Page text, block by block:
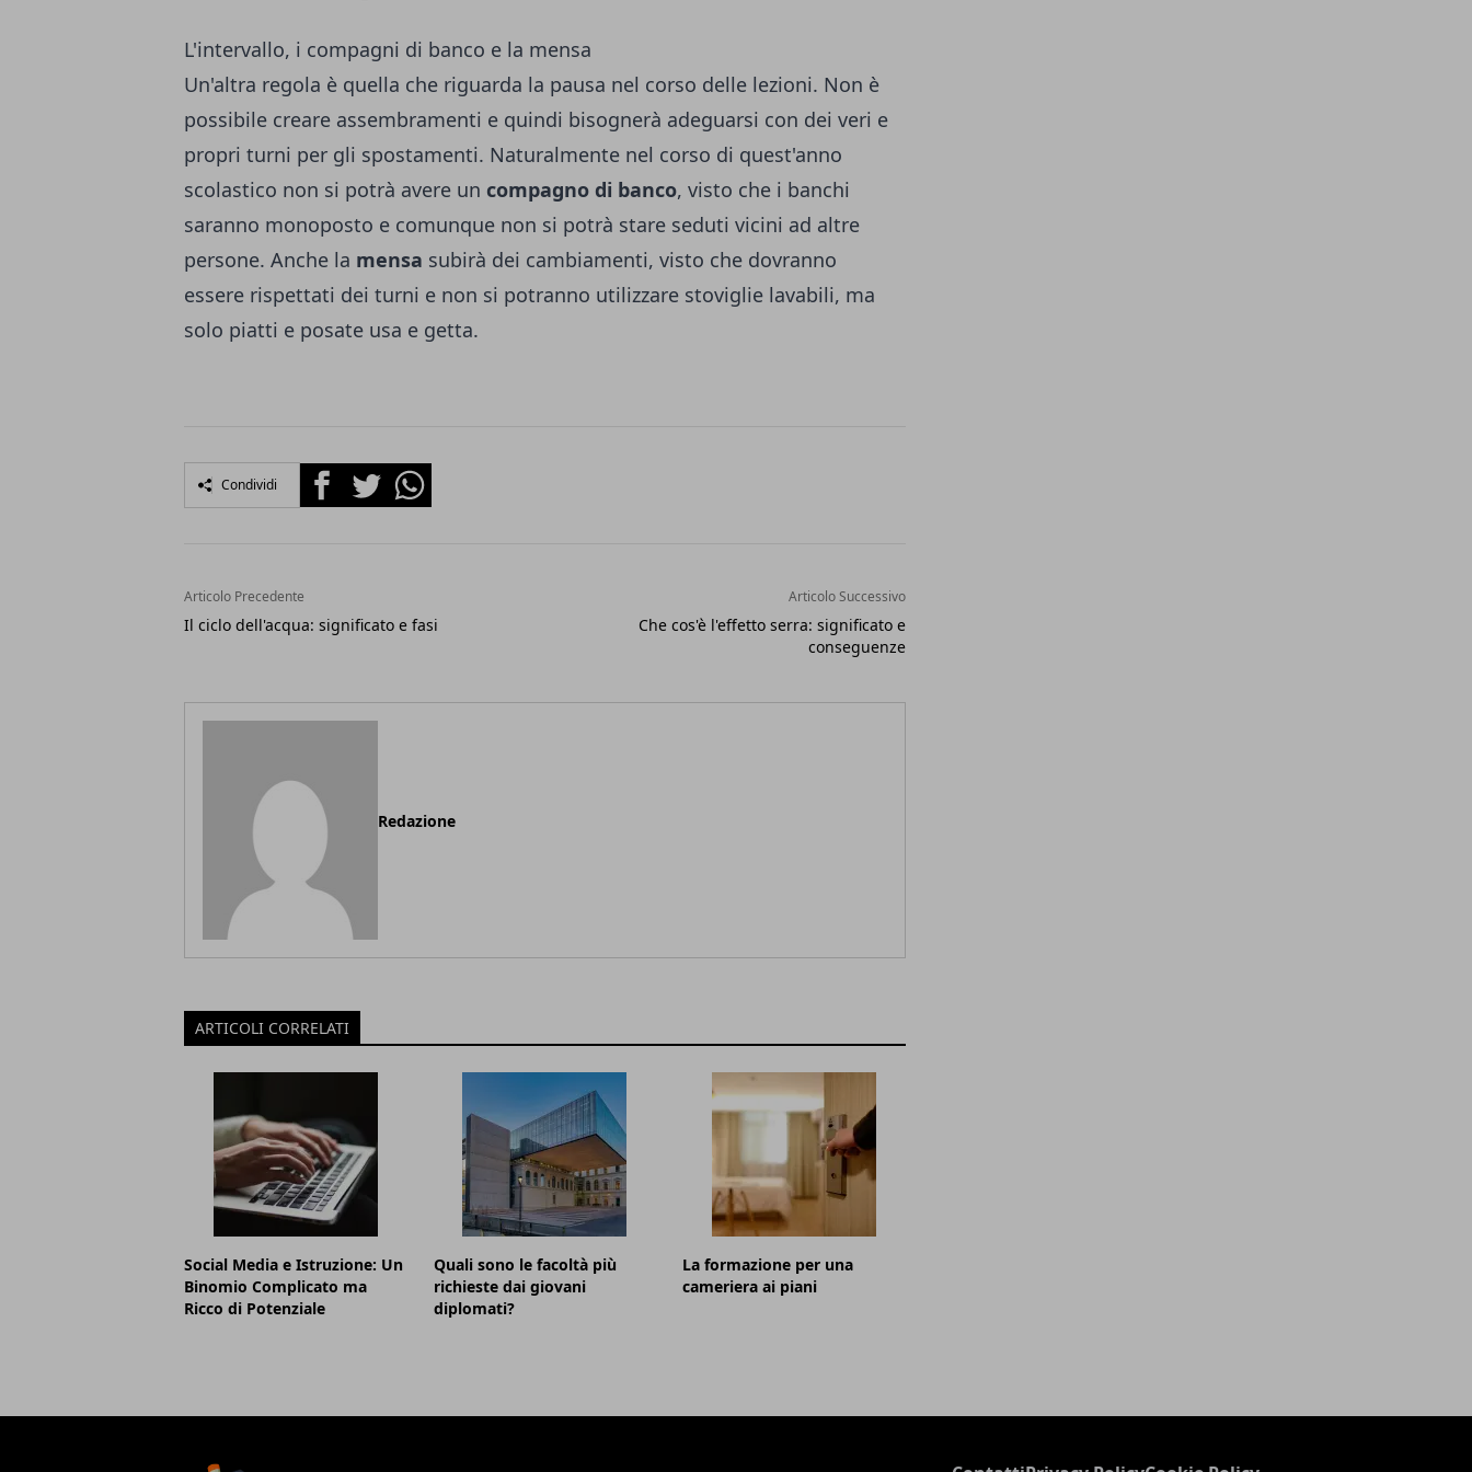
L'intervallo, i compagni di banco e la mensa
Un'altra regola è quella che riguarda la pausa nel corso delle lezioni. Non è
possibile creare assembramenti e quindi bisognerà adeguarsi con dei veri e
propri turni per gli spostamenti. Naturalmente nel corso di quest'anno
scolastico non si potrà avere un compagno di banco, visto che i banchi
saranno monoposto e comunque non si potrà stare seduti vicini ad altre
persone. Anche la mensa subirà dei cambiamenti, visto che dovranno
essere rispettati dei turni e non si potranno utilizzare stoviglie lavabili, ma
solo piatti e posate usa e getta.
Condividi FacebookTwitterWhatsapp
Articolo Precedente
Il ciclo dell'acqua: significato e fasi
Articolo Successivo
Che cos'è l'effetto serra: significato e
conseguenze
Redazione
ARTICOLI CORRELATI
Social Media e Istruzione: Un
Binomio Complicato ma
Ricco di Potenziale
Quali sono le facoltà più
richieste dai giovani
diplomati?
La formazione per una
cameriera ai piani